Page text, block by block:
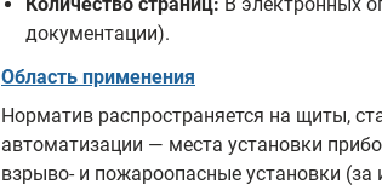
документации).
Область применения
Норматив распространяется на щиты,
автоматизации — места установки
взрыво- и пожароопасные установки